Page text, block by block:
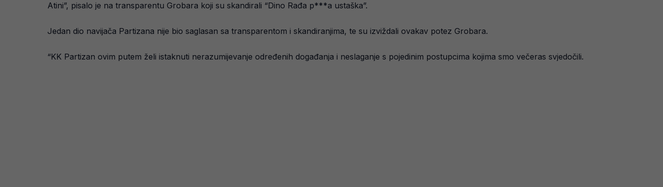
Atini”, pisalo je na transparentu Grobara koji su skandirali “Dino Rađa p***a ustaška”.
Jedan dio navijača Partizana nije bio saglasan sa transparentom i skandiranjima, te su izviždali ovakav potez Grobara.
“KK Partizan ovim putem želi istaknuti nerazumijevanje određenih događanja i neslaganje s pojedinim postupcima kojima smo večeras svjedočili.